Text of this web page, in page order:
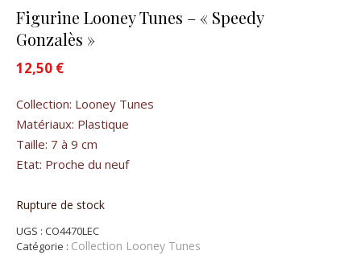
Figurine Looney Tunes – « Speedy
Gonzalès »
12,50 €
Collection: Looney Tunes
Matériaux: Plastique
Taille: 7 à 9 cm
Etat: Proche du neuf
Rupture de stock
UGS : CO4470LEC
Catégorie : Collection Looney Tunes